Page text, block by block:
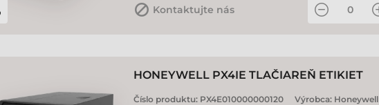
Kontaktujte nás
HONEYWELL PX4IE TLAČIAREŇ ETIKIET
Číslo produktu: PX4E010000000120 Výrobca: Honeywell